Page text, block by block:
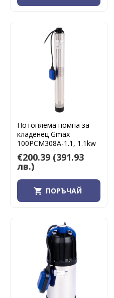
Потопяема помпа за
кладенец Gmax
100PCM308A-1.1, 1.1kw
€200.39 (391.93
лв.)
ПОРЪЧАЙ